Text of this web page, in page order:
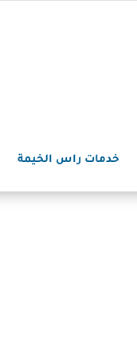
خدمات راس الخيمة